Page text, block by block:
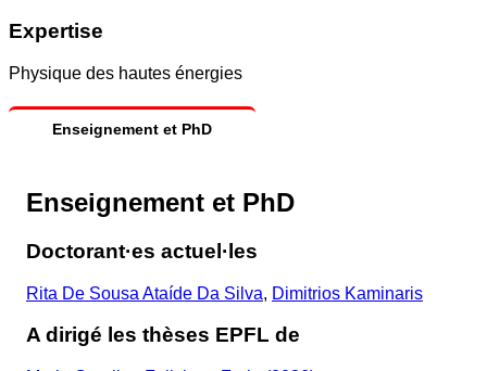
Expertise
Physique des hautes énergies
Enseignement et PhD
Enseignement et PhD
Doctorant·es actuel·les
Rita De Sousa Ataíde Da Silva, Dimitrios Kaminaris
A dirigé les thèses EPFL de